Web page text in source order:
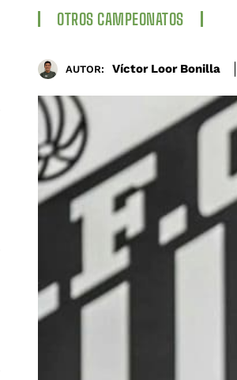
OTROS CAMPEONATOS
AUTOR: Víctor Loor Bonilla